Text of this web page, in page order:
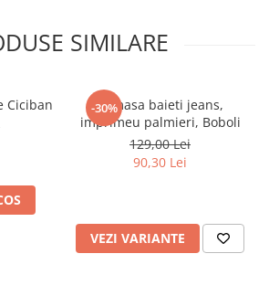
SIMILARE
Ciciban
-30%
Camasa baieti jeans,
imprimeu palmieri, Boboli
129,00 Lei
90,30 Lei
VEZI VARIANTE